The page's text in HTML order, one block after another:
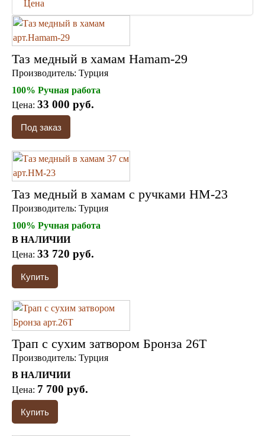
Подушки
Салфетницы
Свечи и подсвечники
Сундуки
Шкатулки
Хлопковые
Шерстяные
Тажины
Чайники и кофейники
Наборы чайные и кофейные
Сахарницы, конфетницы,
фруктовницы
Пиалы, чаши, салатники
Цена
Таз медный в хамам Hamam-29
Производитель: Турция
100% Ручная работа
Цена: 33 000 руб.
Таз медный в хамам с ручками HM-23
Производитель: Турция
100% Ручная работа
В НАЛИЧИИ
Цена: 33 720 руб.
Трап с сухим затвором Бронза 26Т
Производитель: Турция
В НАЛИЧИИ
Цена: 7 700 руб.